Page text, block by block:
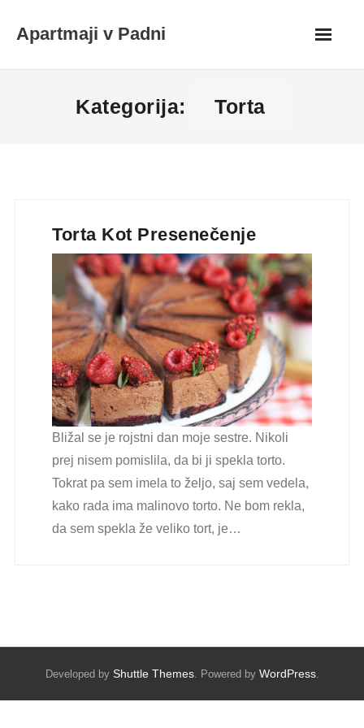
Apartmaji v Padni
Kategorija: Torta
Torta Kot Presenečenje
Bližal se je rojstni dan moje sestre. Nikoli
prej nisem pomislila, da bi ji spekla torto.
Tokrat pa sem imela to željo, saj sem vedela,
kako rada ima malinovo torto. Ne bom rekla,
da sem spekla že veliko tort, je…
Developed by Shuttle Themes. Powered by WordPress.